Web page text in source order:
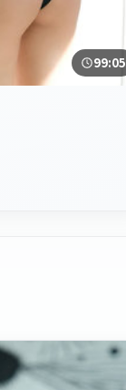
99:05